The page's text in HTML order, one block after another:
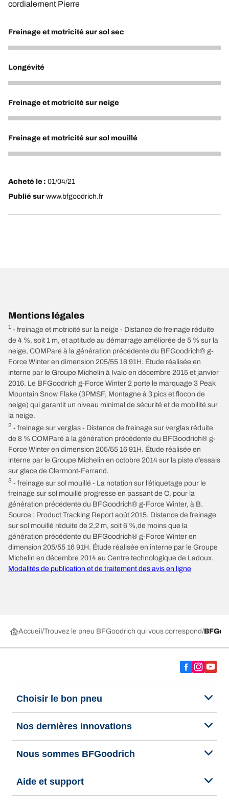
cordialement Pierre
Freinage et motricité sur sol sec
5
Longévité
5
Freinage et motricité sur neige
5
Freinage et motricité sur sol mouillé
5
Acheté le : 01/04/21
Publié sur www.bfgoodrich.fr
Mentions légales
1 - freinage et motricité sur la neige - Distance de freinage réduite
de 4 %, soit 1 m, et aptitude au démarrage améliorée de 5 % sur la
neige, COMParé à la génération précédente du BFGoodrich® g-
Force Winter en dimension 205/55 16 91H. Étude réalisée en
interne par le Groupe Michelin à Ivalo en décembre 2015 et janvier
2016. Le BFGoodrich g-Force Winter 2 porte le marquage 3 Peak
Mountain Snow Flake (3PMSF, Montagne à 3 pics et flocon de
neige) qui garantit un niveau minimal de sécurité et de mobilité sur
la neige.
2 - freinage sur verglas - Distance de freinage sur verglas réduite
de 8 % COMParé à la génération précédente du BFGoodrich® g-
Force Winter en dimension 205/55 16 91H. Étude réalisée en
interne par le Groupe Michelin en octobre 2014 sur la piste d’essais
sur glace de Clermont-Ferrand.
3 - freinage sur sol mouillé - La notation sur l’étiquetage pour le
freinage sur sol mouillé progresse en passant de C, pour la
génération précédente du BFGoodrich® g-Force Winter, à B.
Source : Product Tracking Report août 2015. Distance de freinage
sur sol mouillé réduite de 2,2 m, soit 6 %,de moins que la
génération précédente du BFGoodrich® g-Force Winter en
dimension 205/55 16 91H. Étude réalisée en interne par le Groupe
Michelin en décembre 2014 au Centre technologique de Ladoux.
Modalités de publication et de traitement des avis en ligne
Accueil Trouvez le pneu BFGoodrich qui vous correspond
Choisir le bon pneu
Nos dernières innovations
Nous sommes BFGoodrich
Aide et support